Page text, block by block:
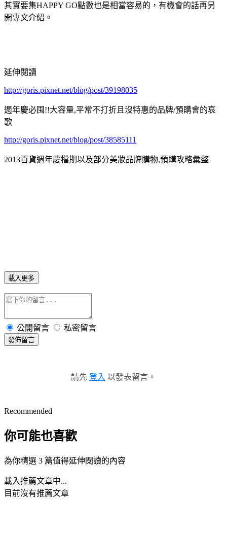
其實要集HAPPY GO點數也是相當容易的，有機會的話再另
開專文介紹。
延伸閱讀
http://goris.pixnet.net/blog/post/39198035
週年慶必囤!!大容量,平常不打折且沒特惠的品牌/預購會的哀
歌
http://goris.pixnet.net/blog/post/38585111
2013百貨週年慶檔期以及部分美妝品牌購物,預購攻略彙整
載入更多
公開留言 私密留言
發佈留言
請先 登入 以發表留言。
Recommended
你可能也喜歡
為你精選 3 篇值得延伸閱讀的內容
載入推薦文章中...
目前沒有推薦文章